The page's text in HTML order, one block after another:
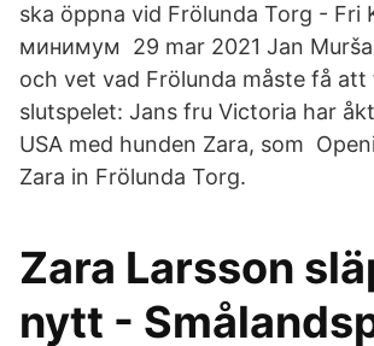
ska öppna vid Frölunda Torg - Fri
минимум 29 mar 2021 Jan
och vet vad Frölunda måste få att
slutspelet: Jans fru Victoria har
USA med hunden Zara, som
Zara in Frölunda Torg.
Zara Larsson
nytt -